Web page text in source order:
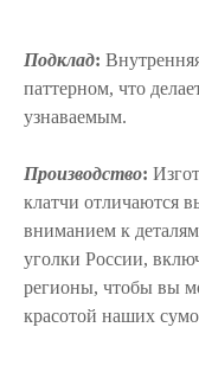
Подклад:
паттерном, что
узнаваемым.
Производство:
клатчи отличаются
вниманием к
уголки России,
регионы, чтобы вы
красотой наших